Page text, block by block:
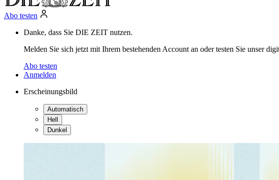
Abo testen
Danke, dass Sie DIE ZEIT nutzen.
Melden Sie sich jetzt mit Ihrem bestehenden Account an oder testen Sie unser
Abo testen
Anmelden
Erscheinungsbild
Automatisch
Hell
Dunkel